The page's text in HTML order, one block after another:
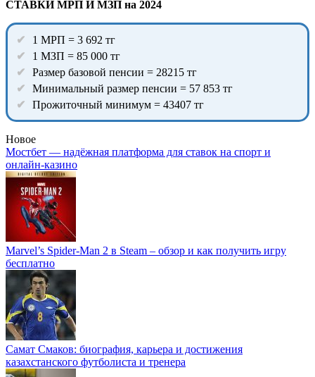
СТАВКИ МРП И МЗП на 2024
1 МРП = 3 692 тг
1 МЗП = 85 000 тг
Размер базовой пенсии = 28215 тг
Минимальный размер пенсии = 57 853 тг
Прожиточный минимум = 43407 тг
Новое
Мостбет — надёжная платформа для ставок на спорт и
онлайн-казино
Marvel’s Spider-Man 2 в Steam – обзор и как получить игру
бесплатно
Самат Смаков: биография, карьера и достижения
казахстанского футболиста и тренера